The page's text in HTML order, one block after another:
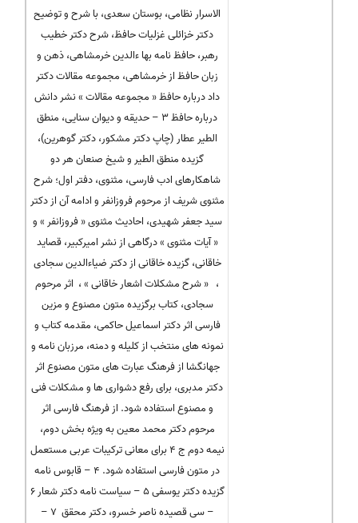
الاسرار نظامی، بوستان سعدی، با شرح و توضیح
دکتر خزائلی غزلیات حافظ، شرح دکتر خطیب
رهبر، حافظ نامه بها ءالدین خرمشاهی، ذهن و
زبان حافظ از خرمشاهی، مجموعه مقالات دکتر
داد درباره حافظ « مجموعه مقالات » نشر دانش
درباره حافظ ۳ – حدیقه و دیوان سنایی، منطق
الطیر عطار (چاپ دکتر مشکور، دکتر گوهرین)،
گزیده منطق الطیر و شیخ صنعان هر دو
شاهکارهای ادب فارسی، مثنوی، دفتر اول؛ شرح
مثنوی شریف از مرحوم فروزانفر و ادامه آن از دکتر
سید جعفر شهیدی، احادیث مثنوی « فروزانفر » و
« آیات مثنوی » درگاهی از نشر امیرکبیر، قصاید
خاقانی، گزیده خاقانی از دکتر ضیاءالدین سجادی
، « شرح مشکلات اشعار خاقانی » ، اثر مرحوم
سجادی، کتاب برگزیده متون مصنوع و مزین
فارسی اثر دکتر اسماعیل حاکمی، مقدمه کتاب و
نمونه های منتخب از کلیله و دمنه، مرزبان نامه و
جهانگشا از فرهنگ عبارت های متون مصنوع اثر
دکتر مدبری، برای رفع دشواری ها و مشکلات فنی
و مصنوع استفاده شود. از فرهنگ فارسی اثر
مرحوم دکتر محمد معین به ویژه بخش دوم،
نیمه دوم ج ۴ برای معانی ترکیبات عربی مستعمل
در متون فارسی استفاده شود. ۴ – قابوس نامه
گزیده دکتر یوسفی ۵ – سیاست نامه دکتر شعار ۶
– سی قصیده ناصر خسرو، دکتر محقق ۷ –